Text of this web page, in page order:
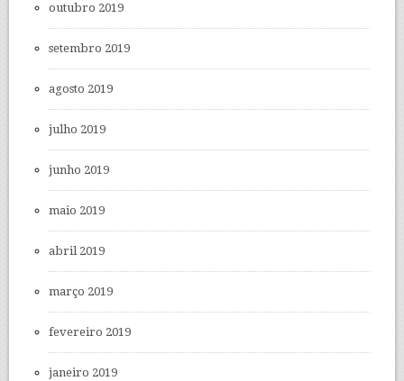
outubro 2019
setembro 2019
agosto 2019
julho 2019
junho 2019
maio 2019
abril 2019
março 2019
fevereiro 2019
janeiro 2019